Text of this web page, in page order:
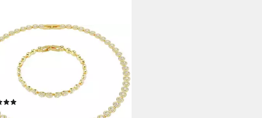
und Armband Set Multipack
Geschenk Una Angelic (Set,
inkl. Schmuckbox), mit
Kristall
€